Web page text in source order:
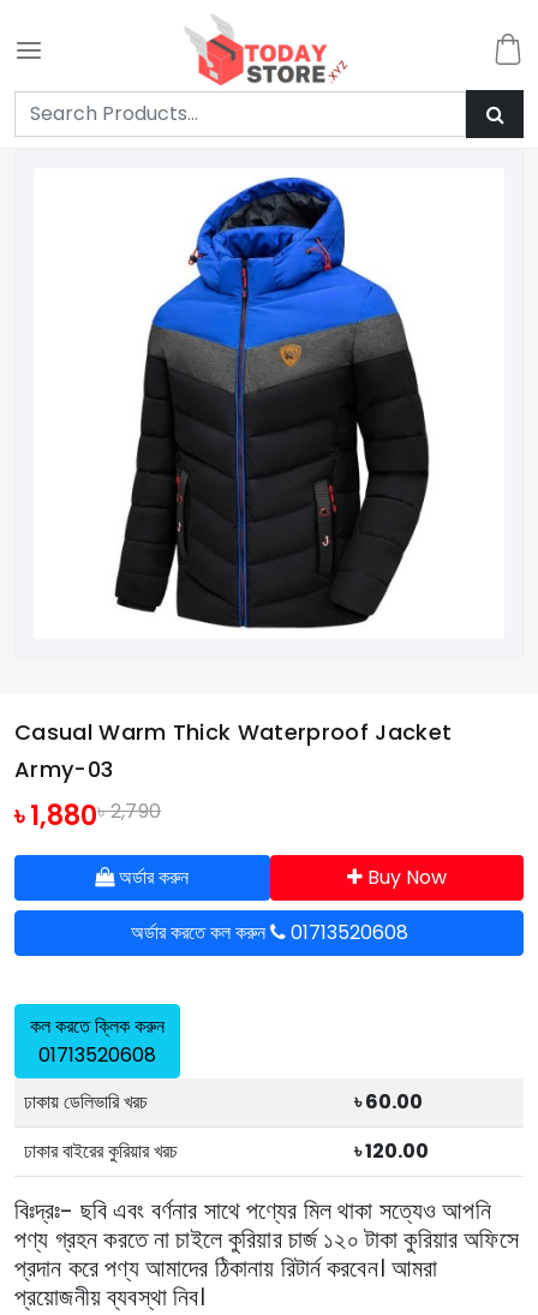
Casual Warm Thick Waterproof Jacket
Army-03
৳ 1,880৳ 2,790
অর্ডার করুন
Buy Now
অর্ডার করতে কল করুন
01713520608
কল করতে ক্লিক করুন
01713520608
ঢাকায় ডেলিভারি খরচ
৳ 60.00
ঢাকার বাইরের কুরিয়ার খরচ
৳ 120.00
বিঃদ্রঃ- ছবি এবং বর্ণনার সাথে পণ্যের মিল থাকা সত্যেও আপনি
পণ্য গ্রহন করতে না চাইলে কুরিয়ার চার্জ ১২০ টাকা কুরিয়ার অফিসে
প্রদান করে পণ্য আমাদের ঠিকানায় রিটার্ন করবেন। আমরা
প্রয়োজনীয় ব্যবস্থা নিব।